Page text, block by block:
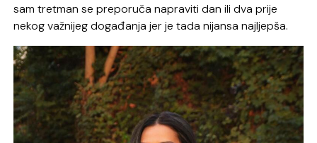
sam tretman se preporuča napraviti dan ili dva prije
nekog važnijeg događanja jer je tada nijansa najljepša.